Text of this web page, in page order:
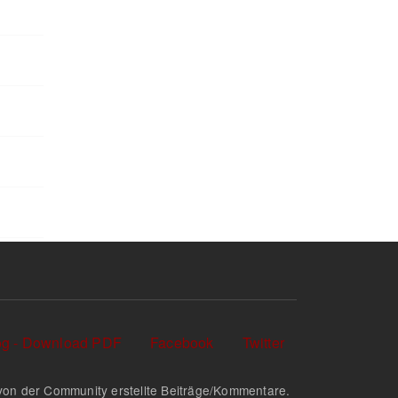
- Download PDF Facebook Twitter
der Community erstellte Beiträge/Kommentare.